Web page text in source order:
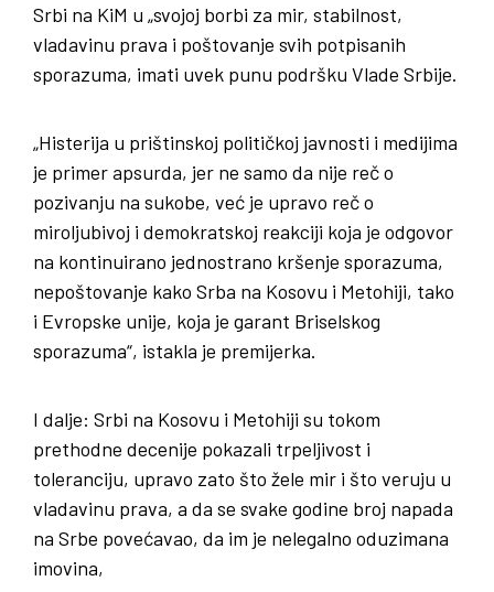
Srbi na KiM u „svojoj borbi za mir, stabilnost,
vladavinu prava i poštovanje svih potpisanih
sporazuma, imati uvek punu podršku Vlade Srbije.
„Histerija u prištinskoj političkoj javnosti i medijima
je primer apsurda, jer ne samo da nije reč o
pozivanju na sukobe, već je upravo reč o
miroljubivoj i demokratskoj reakciji koja je odgovor
na kontinuirano jednostrano kršenje sporazuma,
nepoštovanje kako Srba na Kosovu i Metohiji, tako
i Evropske unije, koja je garant Briselskog
sporazuma“, istakla je premijerka.
I dalje: Srbi na Kosovu i Metohiji su tokom
prethodne decenije pokazali trpeljivost i
toleranciju, upravo zato što žele mir i što veruju u
vladavinu prava, a da se svake godine broj napada
na Srbe povećavao, da im je nelegalno oduzimana
imovina,